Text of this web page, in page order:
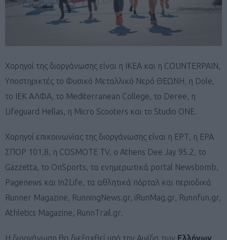
Χορηγοί της διοργάνωσης είναι η ΙΚΕΑ και η COUNTERPAIN,
Υποστηρικτές το Φυσικό Μεταλλικό Νερό ΘΕΩΝΗ, η Dole,
το ΙΕΚ ΑΛΦΑ, το Mediterranean College, το Deree, η
Lifeguard Hellas, η Micro Scooters και το Studio ONE.
Χορηγοί επικοινωνίας της διοργάνωσης είναι η ΕΡΤ, η ΕΡΑ
ΣΠΟΡ 101,8, η COSMOTE TV, o Athens Dee Jay 95.2, το
Gazzetta, το OnSports, τα ενημερωτικά portal Newsbomb,
Pagenews και In2Life, τα αθλητικά πόρταλ και περιοδικά
Runner Magazine, RunningNews.gr, iRunMag.gr, Runnfun.gr,
Athletics Magazine, RunnTrail.gr.
Η διοργάνωση θα διεξαχθεί υπό την Αιγίδα των Ελλήνων